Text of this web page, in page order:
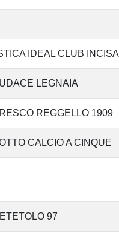
IDEAL CLUB INCISA
LEGNAIA
REGGELLO 1909
CALCIO A CINQUE
97